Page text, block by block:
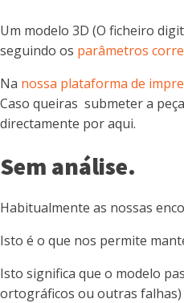
Um modelo 3D (O ficheiro
seguindo os parâmetros
Na nossa plataforma de
Caso queiras submeter a
directamente por aqui.
Sem análise.
Habitualmente as nossas
Isto é o que nos permite
Isto significa que o modelo
ortográficos ou outras falhas)